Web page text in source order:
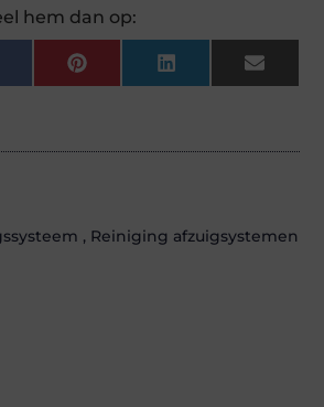
hem dan op:
PinterestLinkedInEmail
, Reiniging afzuigsystemen